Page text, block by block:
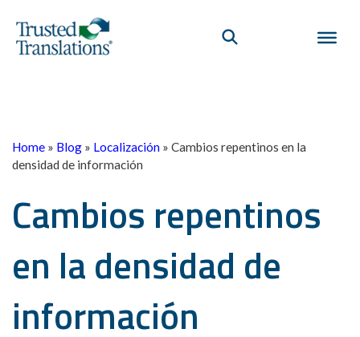
Home » Blog » Localización » Cambios repentinos en la
densidad de información
Cambios repentinos
en la densidad de
información